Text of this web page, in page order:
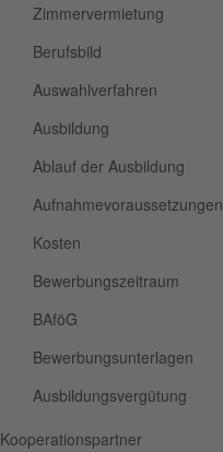
Zimmervermietung
Berufsbild
Auswahlverfahren
Ausbildung
Ablauf der Ausbildung
Aufnahmevoraussetzungen
Kosten
Bewerbungszeitraum
BAföG
Bewerbungsunterlagen
Ausbildungsvergütung
Kooperationspartner